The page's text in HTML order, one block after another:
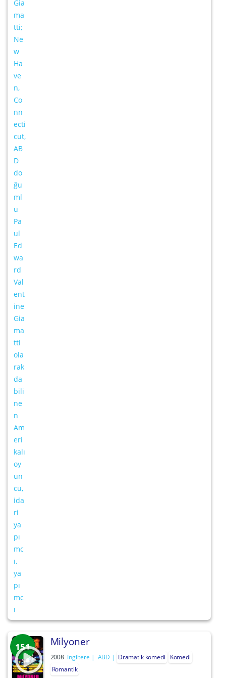
151 Milyoner
2008 İngiltere ABD Dramatik komedi
Komedi
Romantik